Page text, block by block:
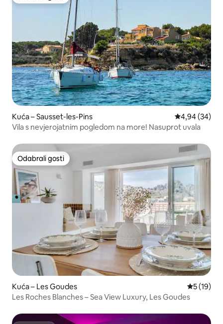
Kuća – Sausset-les-Pins Prosječna
4,94 (34)
Vila s nevjerojatnim pogledom na more! Nasuprot uvala
Odabrali gosti
Odabrali gosti
Kuća – Les Goudes Prosječna
5 (19)
Les Roches Blanches – Sea View Luxury, Les Goudes